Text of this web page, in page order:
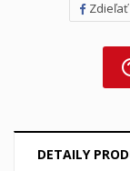
Zdieľať
DETAILY